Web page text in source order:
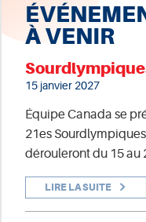
À VENIR
15 janvier 2027
Équipe Canada se
21es
dérouleront du 15 au
LIRE LA SUITE